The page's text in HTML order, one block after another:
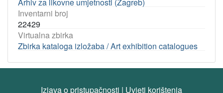
Inventarni broj
22429
Virtualna zbirka
Zbirka kataloga izložaba / Art exhibition catalogues
Izjava o pristupačnosti | Uvjeti korištenja